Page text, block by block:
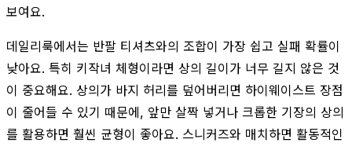
보여요.
데일리룩에서는 반팔 티셔츠와의 조합이 가장 쉽고 실패 확률이
낮아요. 특히 키작녀 체형이라면 상의 길이가 너무 길지 않은 것
이 중요해요. 상의가 바지 허리를 덮어버리면 하이웨이스트 장점
이 줄어들 수 있기 때문에, 앞만 살짝 넣거나 크롭한 기장의 상의
를 활용하면 훨씬 균형이 좋아요. 스니커즈와 매치하면 활동적인